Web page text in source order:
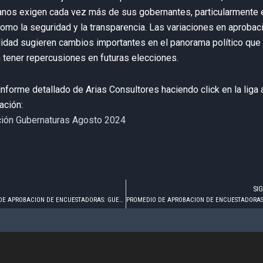
exigen cada vez más de sus gobernantes, particularmente
la seguridad y la transparencia. Las variaciones en
sugieren cambios importantes en el panorama político que
tener repercusiones en futuras elecciones.
detallado de Arias Consultores haciendo click en la liga
Gubernaturas Agosto 2024
PROMEDIO DE APROBACION DE ENCUESTADORAS: GUERRERO – JULIO 2024